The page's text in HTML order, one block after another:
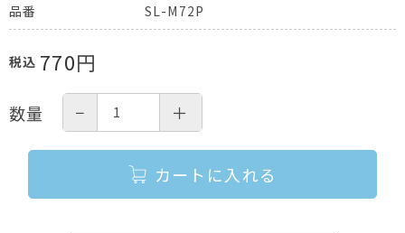
品番 SL-M72P
税込 770円
数量 − ＋
カートに入れる